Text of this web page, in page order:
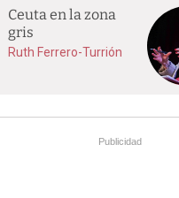
Ceuta en la zona
gris
Ruth Ferrero-Turrión
Publicidad